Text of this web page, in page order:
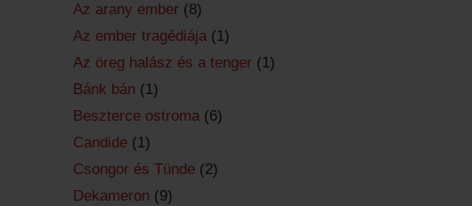
Az arany ember (8)
Az ember tragédiája (1)
Az öreg halász és a tenger (1)
Bánk bán (1)
Beszterce ostroma (6)
Candide (1)
Csongor és Tünde (2)
Dekameron (9)